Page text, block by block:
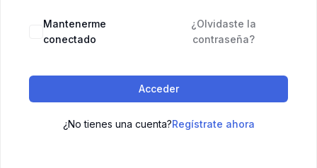
Mantenerme
conectado
¿Olvidaste la
contraseña?
Acceder
¿No tienes una cuenta?Regístrate ahora